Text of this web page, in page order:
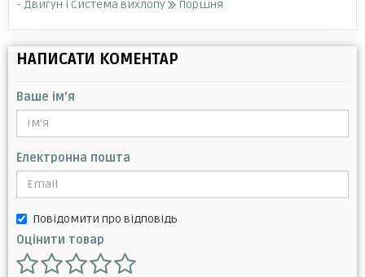
- Двигун і Система вихлопу Поршня
НАПИСАТИ КОМЕНТАР
Ваше ім'я
Електронна пошта
Повідомити про відповідь
Оцінити товар